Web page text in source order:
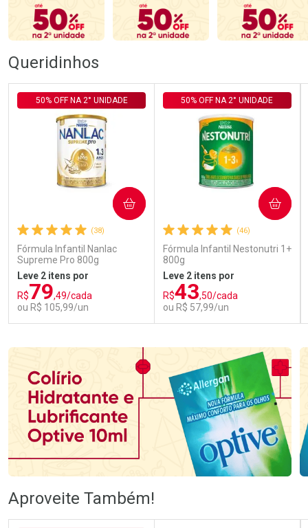
Queridinhos
(38)
Fórmula Infantil Nanlac
Supreme Pro 800g
50% OFF NA 2° UNIDADE
Leve 2 itens por
R$79,49/cada
ou R$ 105,99/un
COMPRAR
(46)
Fórmula Infantil Nestonutri 1+
800g
50% OFF NA 2° UNIDADE
Leve 2 itens por
R$43,50/cada
ou R$ 57,99/un
COMPRAR
Laboratório
Por Menos
Aproveite Também!